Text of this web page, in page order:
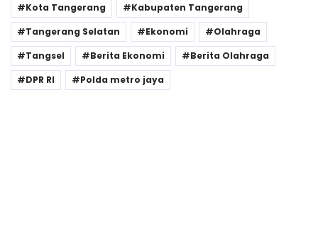
Kota Tangerang
Kabupaten Tangerang
Tangerang Selatan
Ekonomi
Olahraga
Tangsel
Berita Ekonomi
Berita Olahraga
DPR RI
Polda metro jaya